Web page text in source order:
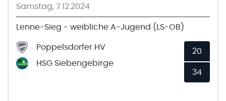
Samstag, 7.12.2024
Lenne-Sieg - weibliche A-Jugend (LS-OB)
Poppelsdorfer HV
HSG Siebengebirge
20
34